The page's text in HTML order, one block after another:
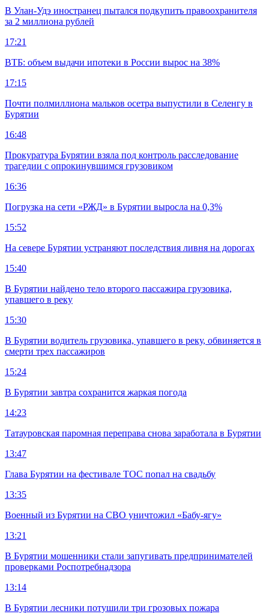
В Улан-Удэ иностранец пытался подкупить правоохранителя
за 2 миллиона рублей
17:21
ВТБ: объем выдачи ипотеки в России вырос на 38%
17:15
Почти полмиллиона мальков осетра выпустили в Селенгу в
Бурятии
16:48
Прокуратура Бурятии взяла под контроль расследование
трагедии с опрокинувшимся грузовиком
16:36
Погрузка на сети «РЖД» в Бурятии выросла на 0,3%
15:52
На севере Бурятии устраняют последствия ливня на дорогах
15:40
В Бурятии найдено тело второго пассажира грузовика,
упавшего в реку
15:30
В Бурятии водитель грузовика, упавшего в реку, обвиняется в
смерти трех пассажиров
15:24
В Бурятии завтра сохранится жаркая погода
14:23
Татауровская паромная переправа снова заработала в Бурятии
13:47
Глава Бурятии на фестивале ТОС попал на свадьбу
13:35
Военный из Бурятии на СВО уничтожил «Бабу-ягу»
13:21
В Бурятии мошенники стали запугивать предпринимателей
проверками Роспотребнадзора
13:14
В Бурятии лесники потушили три грозовых пожара